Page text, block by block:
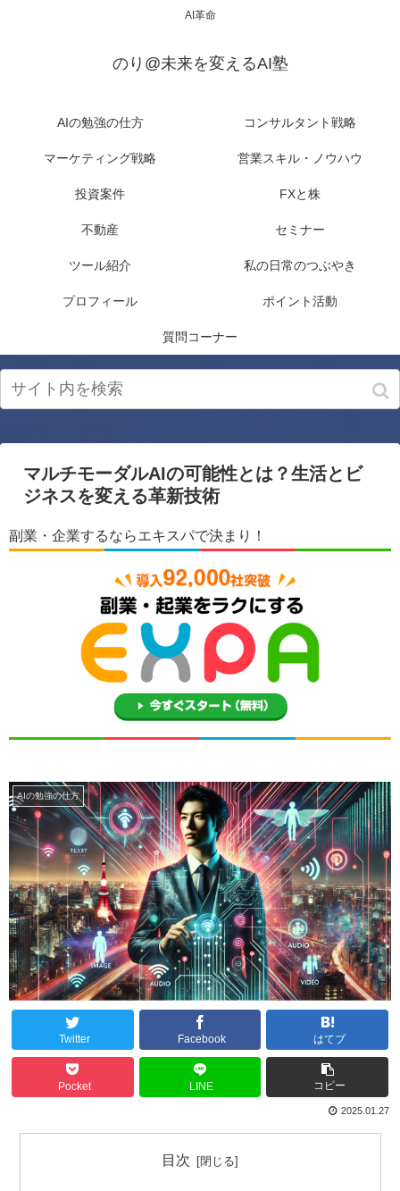
AI革命
のり@未来を変えるAI塾
AIの勉強の仕方 コンサルタント戦略
マーケティング戦略 営業スキル・ノウハウ
投資案件 FXと株
不動産 セミナー
ツール紹介 私の日常のつぶやき
プロフィール ポイント活動
質問コーナー
マルチモーダルAIの可能性とは？生活とビ
ジネスを変える革新技術
副業・企業するならエキスパで決まり！
AIの勉強の仕方
Twitter Facebook はてブ
Pocket LINE コピー
2025.01.27
目次